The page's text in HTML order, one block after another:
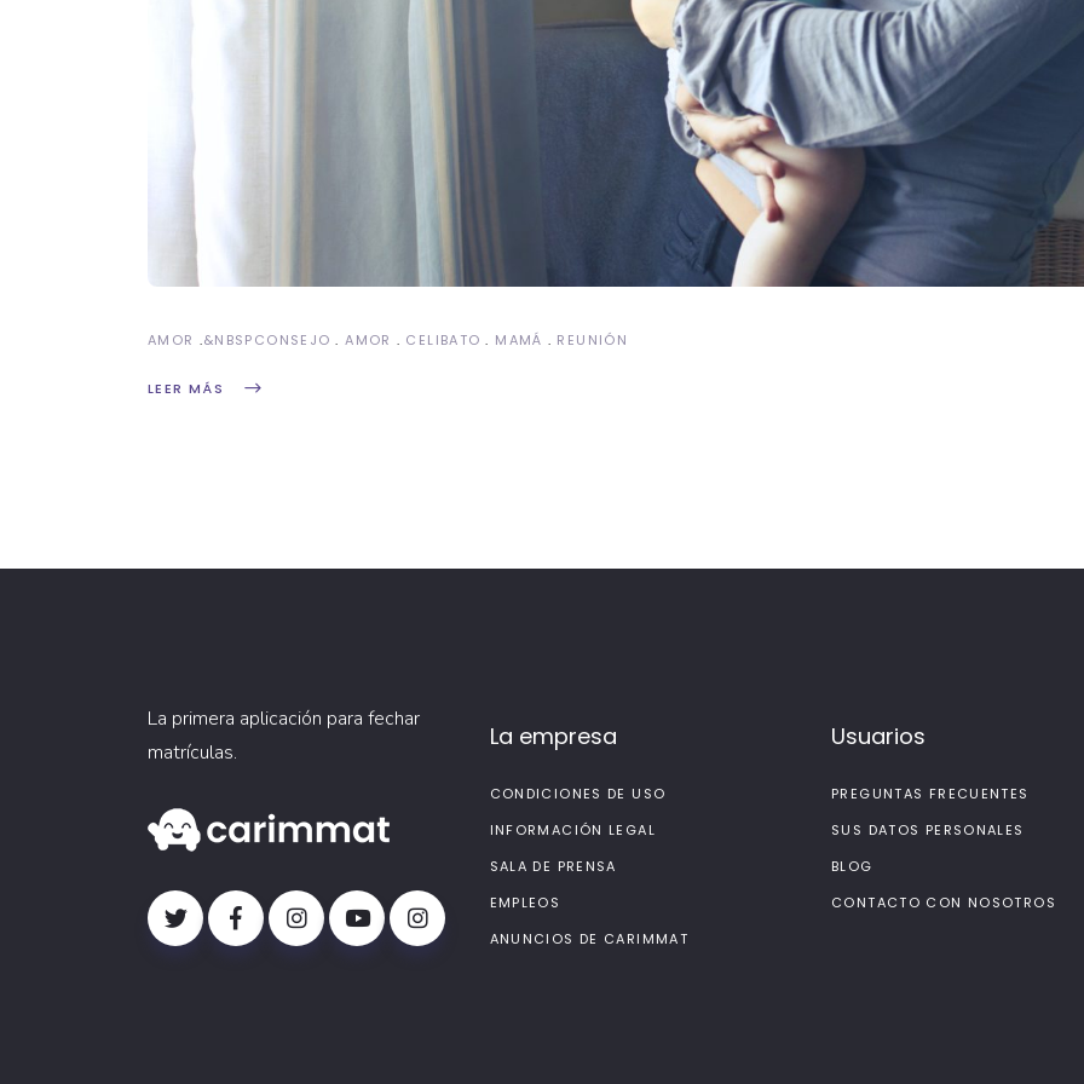
AMOR &NBSPCONSEJO AMOR CELIBATO MAMÁ REUNIÓN
LEER MÁS
La primera aplicación para fechar
matrículas.
La empresa
CONDICIONES DE USO
INFORMACIÓN LEGAL
SALA DE PRENSA
EMPLEOS
ANUNCIOS DE CARIMMAT
Usuarios
PREGUNTAS FRECUENTES
SUS DATOS PERSONALES
BLOG
CONTACTO CON NOSOTROS